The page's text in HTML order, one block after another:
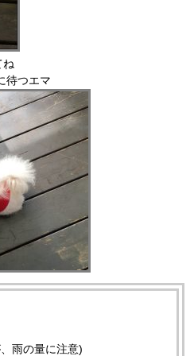
ね
待つエマ
雨の量に注意)